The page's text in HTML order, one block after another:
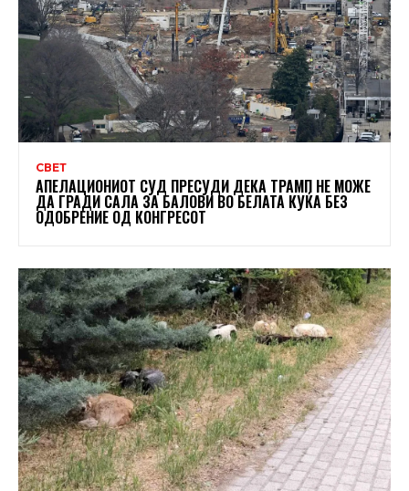
СВЕТ
АПЕЛАЦИОНИОТ СУД ПРЕСУДИ ДЕКА ТРАМП НЕ МОЖЕ
ДА ГРАДИ САЛА ЗА БАЛОВИ ВО БЕЛАТА КУЌА БЕЗ
ОДОБРЕНИЕ ОД КОНГРЕСОТ